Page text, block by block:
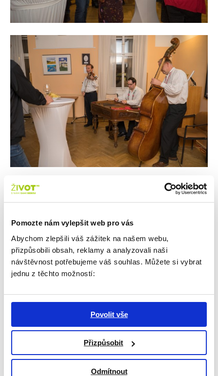
Pomozte nám vylepšit web pro vás
Abychom zlepšili váš zážitek na našem webu,
přizpůsobili obsah, reklamy a analyzovali naši
návštěvnost potřebujeme váš souhlas. Můžete si vybrat
jednu z těchto možností:
Povolit vše
Přizpůsobit
Odmítnout